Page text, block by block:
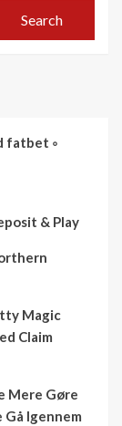
Search
fatbet ◦
& Play
Magic
Claim
Mere Gøre
Gå Igennem